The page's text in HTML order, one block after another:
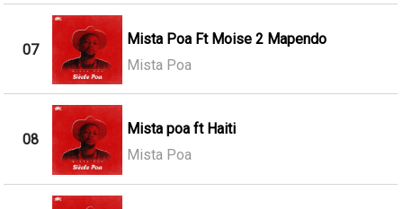
07
Mista Poa Ft Moise 2 Mapendo
Mista Poa
08
Mista poa ft Haiti
Mista Poa